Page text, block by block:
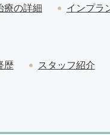
療の詳細
インプラ
歴
スタッフ紹介